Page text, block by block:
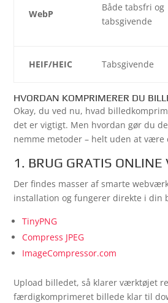
WebP
Både tabsfri og
tabsgivende
HEIF/HEIC Tabsgivende
HVORDAN KOMPRIMERER DU
Okay, du ved nu, hvad
det er vigtigt. Men hvordan gør du
nemme metoder – helt uden at være
1. BRUG GRATIS
Der findes masser af smarte
installation og fungerer direkte i din
TinyPNG
Compress JPEG
ImageCompressor.com
Upload billedet, så klarer værktøjet
færdigkomprimeret billede klar til